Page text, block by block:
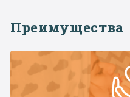
Преимущества